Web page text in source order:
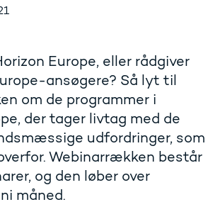
Europe, eller rådgiver
ansøgere? Så lyt til
om de programmer i
der tager livtag med de
udfordringer, som
Webinarrækken består
og den løber over
måned.